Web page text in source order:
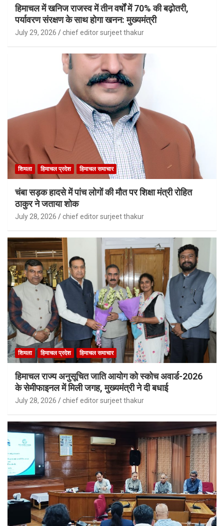
हिमाचल में खनिज राजस्व में तीन वर्षों में 70% की बढ़ोतरी,
पर्यावरण संरक्षण के साथ होगा खनन: मुख्यमंत्री
July 29, 2026 chief editor surjeet thakur
शिमला हिमाचल प्रदेश हिमाचल समाचार
चंबा सड़क हादसे में पांच लोगों की मौत पर शिक्षा मंत्री रोहित
ठाकुर ने जताया शोक
July 28, 2026 chief editor surjeet thakur
शिमला हिमाचल प्रदेश हिमाचल समाचार
हिमाचल राज्य अनुसूचित जाति आयोग को स्कोच अवार्ड-2026
के सेमीफाइनल में मिली जगह, मुख्यमंत्री ने दी बधाई
July 28, 2026 chief editor surjeet thakur